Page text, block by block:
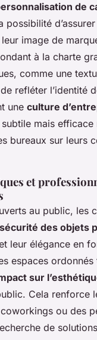
de
possibilité
image de
à la charte
comme une
refléter l’identité
une culture
mais efficace
bureaux sur leurs
et
au public, les
des objets
leur élégance en
espaces ordonnés
sur
Cela renforce
ou des
de